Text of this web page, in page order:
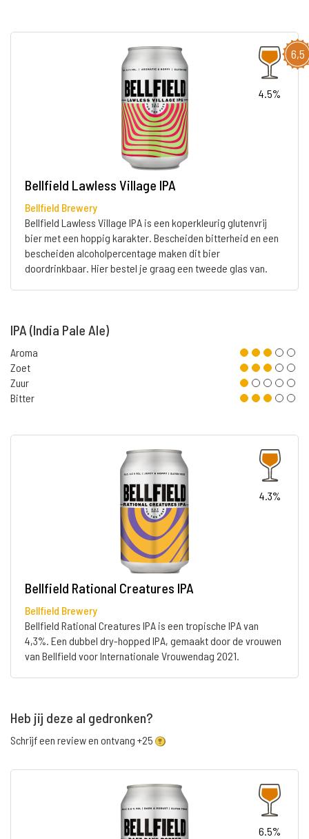
6,5
4.5%
Bellfield Lawless Village IPA
Bellfield Brewery
Bellfield Lawless Village IPA is een koperkleurig glutenvrij
bier met een hoppig karakter. Bescheiden bitterheid en een
bescheiden alcoholpercentage maken dit bier
doordrinkbaar. Hier bestel je graag een tweede glas van.
IPA (India Pale Ale)
Aroma
Zoet
Zuur
Bitter
4.3%
Bellfield Rational Creatures IPA
Bellfield Brewery
Bellfield Rational Creatures IPA is een tropische IPA van
4,3%. Een dubbel dry-hopped IPA, gemaakt door de vrouwen
van Bellfield voor Internationale Vrouwendag 2021.
Heb jij deze al gedronken?
Schrijf een review en ontvang +25
6.5%